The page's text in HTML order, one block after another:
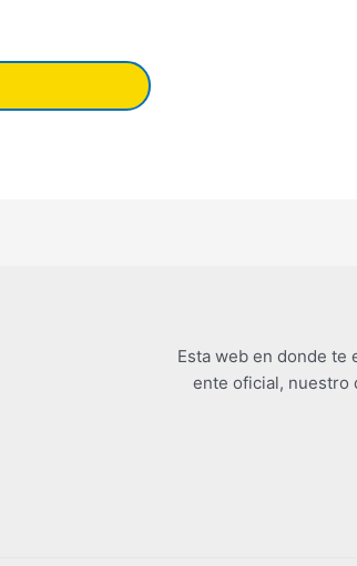
Esta web en donde te
ente oficial, nuestro